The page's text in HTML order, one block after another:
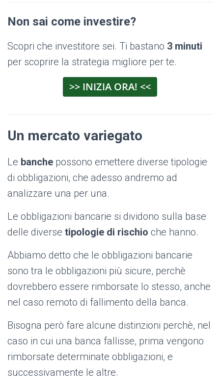
Non sai come investire?
Scopri che investitore sei. Ti bastano 3 minuti
per scoprire la strategia migliore per te.
>> INIZIA ORA! <<
Un mercato variegato
Le banche possono emettere diverse tipologie
di obbligazioni, che adesso andremo ad
analizzare una per una.
Le obbligazioni bancarie si dividono sulla base
delle diverse tipologie di rischio che hanno.
Abbiamo detto che le obbligazioni bancarie
sono tra le obbligazioni più sicure, perchè
dovrebbero essere rimborsate lo stesso, anche
nel caso remoto di fallimento della banca.
Bisogna però fare alcune distinzioni perchè, nel
caso in cui una banca fallisse, prima vengono
rimborsate determinate obbligazioni, e
successivamente le altre.